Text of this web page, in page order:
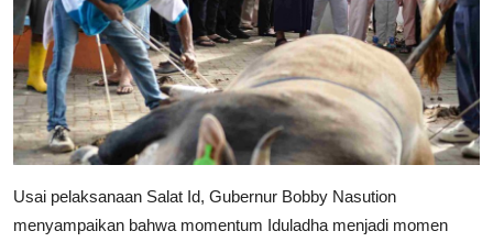
Usai pelaksanaan Salat Id, Gubernur Bobby Nasution
menyampaikan bahwa momentum Iduladha menjadi momen